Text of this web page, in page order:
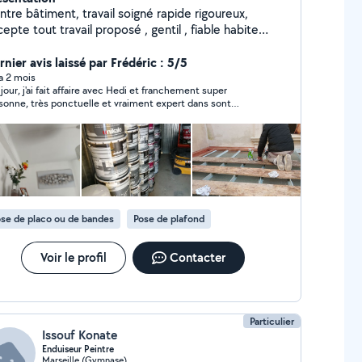
travail soigné rapide rigoureux,
tout travail proposé , gentil , fiable habite
avis laissé par Frédéric : 5/5
2 mois
j'ai fait affaire avec Hedi et franchement super
très ponctuelle et vraiment expert dans sont
Et referais appelle à ces services..... Travail accompli
peint enlever, lisage des mur afin de les mettre lise
faire la peinture, peindre le plafond plus peinture fenêtre)
de placo ou de bandes Pose de plafond
Voir le profil Contacter
Particulier
Issouf Konate
Enduiseur Peintre